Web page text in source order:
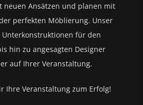
neuen Ansätzen und planen mit
perfekten Möblierung. Unser
für den
hin zu angesagten Designer
auf Ihrer Veranstaltung.
Ihre Veranstaltung zum Erfolg!